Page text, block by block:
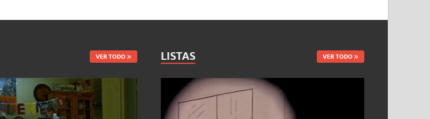
VER TODO LISTAS VER TODO